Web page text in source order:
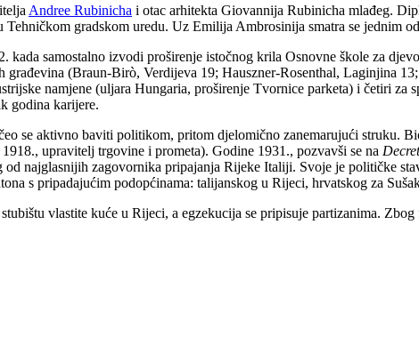
Andree Rubinicha i otac arhitekta Giovannija Rubinicha mlađeg.
gradskom uredu. Uz Emilija Ambrosinija smatra se jednim
kada samostalno izvodi proširenje istočnog krila Osnovne škole za
građevina (Braun-Birò, Verdijeva 19; Hauszner-Rosenthal, Laginjina
namjene (uljara Hungaria, proširenje Tvornice parketa) i četiri
godina karijere.
se aktivno baviti politikom, pritom djelomično zanemarujući struku.
upravitelj trgovine i prometa). Godine 1931., pozvavši se na
najglasnijih zagovornika pripajanja Rijeke Italiji. Svoje je političke
s pripadajućim podopćinama: talijanskog u Rijeci, hrvatskog za
vlastite kuće u Rijeci, a egzekucija se pripisuje partizanima.